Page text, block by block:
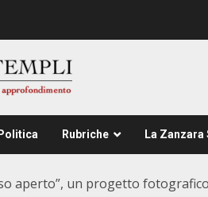
Politica Rubriche La
aperto”, un progetto